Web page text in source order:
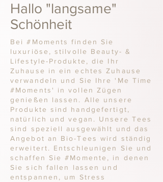
Hallo "langsame"
Schönheit
Bei #Moments finden Sie
luxuriöse, stilvolle Beauty- &
Lifestyle-Produkte, die Ihr
Zuhause in ein echtes Zuhause
verwandeln und Sie Ihre 'Me Time
#Moments' in vollen Zügen
genießen lassen. Alle unsere
Produkte sind handgefertigt,
natürlich und vegan. Unsere Tees
sind speziell ausgewählt und das
Angebot an Bio-Tees wird ständig
erweitert. Entschleunigen Sie und
schaffen Sie #Momente, in denen
Sie sich fallen lassen und
entspannen, um Stress